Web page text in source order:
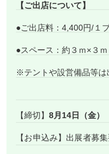
【ご出店について】
●ご出店料：4,400円/１
●スペース：約３ｍ×３ｍ
※テントや設営備品等は
【締切】8月14日（金）
【お申込み】出展者募